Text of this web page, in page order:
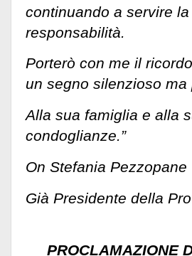
continuando a servire
responsabilità.
Porterò con me il
un segno silenzioso ma
Alla sua famiglia e alla
condoglianze.”
On Stefania Pezzopane
Già Presidente della
PROCLAMAZIONE